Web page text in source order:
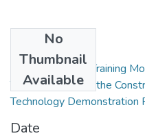
No
Thumbnail
Available
Research on the Training
Talents Based on the
Technology Demonstration
Date